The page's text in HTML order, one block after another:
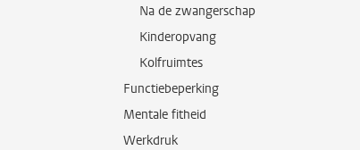
Na de zwangerschap
Kinderopvang
Kolfruimtes
Functiebeperking
Mentale fitheid
Werkdruk